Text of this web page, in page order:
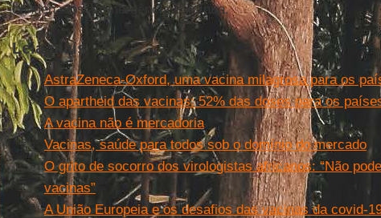
condenados à emergência contínua.
Leia mais
AstraZeneca-Oxford, uma vacina milagrosa para os
O apartheid das vacinas: 52% das doses para os
A vacina não é mercadoria
Vacinas, saúde para todos sob o domínio do mercado
O grito de socorro dos virologistas africanos: “Não
vacinas”
A União Europeia e os desafios das vacinas da covid-